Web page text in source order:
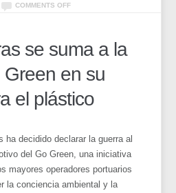
COMMENTS OFF
se suma a la
Green en su
el plástico
ha decidido declarar la guerra al
del Go Green, una iniciativa
mayores operadores portuarios
la conciencia ambiental y la